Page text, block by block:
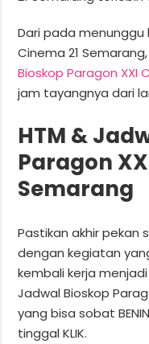
Dari pada menunggu
Cinema 21
Bioskop Paragon XXI
jam tayangnya dari
HTM &
Paragon
Semarang
Pastikan akhir pekan
dengan kegiatan
kembali kerja
Jadwal Bioskop
yang bisa sobat
tinggal KLIK.